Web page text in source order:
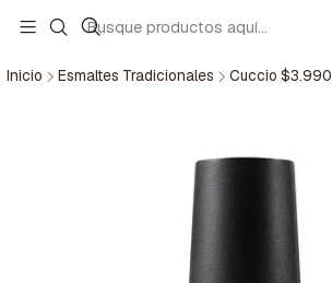
Inicio Esmaltes Tradicionales Cuccio $3.990